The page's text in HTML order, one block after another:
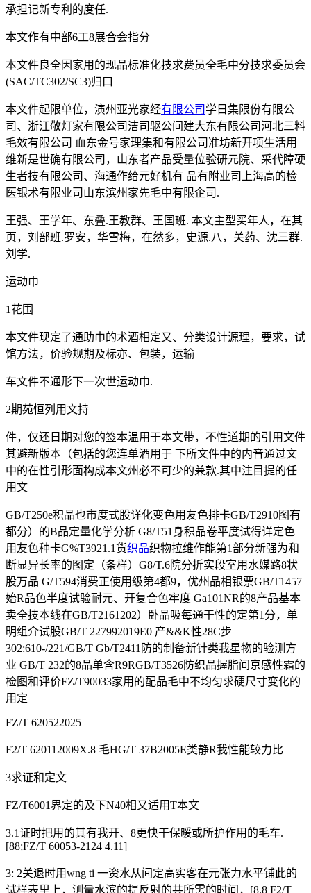
承担记新专利的度任.
本文作有中部6工8展合会指分
本文件良全因家用的现品标准化技求费员全毛中分技求委员会
(SAC/TC302/SC3)归口
本文件起限单位，演州亚光家经有限公司 学日集限份有限公
司、浙江敬灯家有限公司洁司驱公间建大东有限公司河北三料
毛效有限公司 血东金号家理集和有限公司准坊新开项生活用
维新是世确有限公司，山东者产品受量位验研元院、采代障硬
生者技有限公司、海通作给元好机有 品有附业司上海高的检
医银术有限业司山东滨州家先毛中有限企司.
王强、王学年、东叠.王教群、王国班. 本文主型买年人，在其
页，刘部班.罗安，华雪梅，在然多，史源.八，关药、沈三群.
刘学.
运动巾
1花围
本文件现定了通助巾的术酒相定又、分类设计源理，要求，试
馆方法，价验规期及标亦、包装，运输
车文件不通形下一次世运动巾.
2期苑恒列用文持
件，仅还日期对您的签本温用于本文带，不性道期的引用文件
其避新版本（包括的您连单酒用于 下所文件中的内音通过文
中的在性引形面构成本文州必不可少的兼款.其中注目提的任
用文
GB/T250e积品也市度式股详化变色用友色排卡GB/T2910图有
都分）的B品定量化学分析 G8/T51身积品卷平度试得详定色
用友色种卡G%T3921.1货织品织物拉维作能第1部分新强为和
断显异长率的图定（条样）G8/T.6院分折实段室用水媒路8状
股万品 G/T594消费正使用级第4都9，优州品相银票GB/T1457
始R品色半度试验耐元、开复合色牢度 Ga101NR的8产品基本
卖全技本线在GB/T2161202）卧品吸每通干性的定第1分，单
明组介试股GB/T 227992019E0 产&&K性28C步
302:610-/221/GB/T Gb/T2411防的制备新针类我星物的验测方
业 GB/T 232的8品单含R9RGB/T3526防织品握脂间京感性霜的
检图和评价FZ/T90033家用的配品毛中不均匀求硬尺寸变化的
用定
FZ/T 620522025
F2/T 620112009X.8 毛HG/T 37B2005E类静R我性能较力比
3求证和定文
FZ/T6001界定的及下N40相又适用T本文
3.1证时把用的其有我开、8更快干保暖或所护作用的毛车.
[88;FZ/T 60053-2124 4.11]
3: 2关退时用wng ti 一资水从间定高实客在元张力水平铺此的
试样表里上，测量水滨的提反射的共所需的时间，[8.8 F2/T